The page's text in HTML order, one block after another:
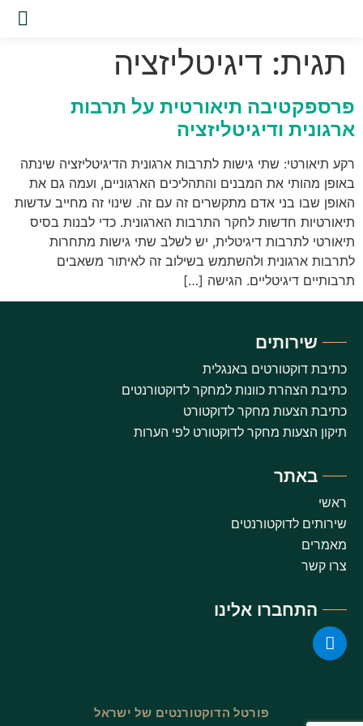
תגית: דיגיטליזציה
פרספקטיבה תיאורטית על תרבות
ארגונית ודיגיטליזציה
רקע תיאורטי: שתי גישות לתרבות ארגונית הדיגיטליזציה שינתה
באופן מהותי את המבנים והתהליכים הארגוניים, ועמה גם את
האופן שבו בני אדם מתקשרים זה עם זה. שינוי זה מחייב עדשות
תיאורטיות חדשות לחקר התרבות הארגונית. כדי לבנות בסיס
תיאורטי לתרבות דיגיטלית, יש לשלב שתי גישות מתחרות
לתרבות ארגונית ולהשתמש בשילוב זה לאיתור משאבים
תרבותיים דיגיטליים. הגישה […]
פורטל הדוקטורנטים של ישראל
שירותים
כתיבת דוקטורטים באנגלית
כתיבת הצהרת כוונות למחקר לדוקטורנטים
כתיבת הצעות מחקר לדוקטורט
תיקון הצעות מחקר לדוקטורט לפי הערות
באתר
ראשי
שירותים לדוקטורנטים
מאמרים
צרו קשר
התחברו אלינו